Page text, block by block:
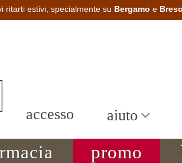
ritarti estivi, specialmente su Bergamo e
accesso aiuto
promo